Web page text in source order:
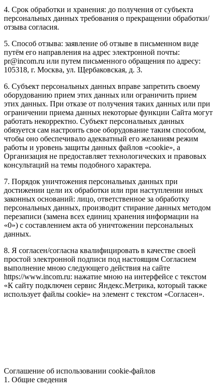
4. Срок обработки и хранения: до получения от субъекта
персональных данных требования о прекращении обработки/
отзыва согласия.
5. Способ отзыва: заявление об отзыве в письменном виде
путём его направления на адрес электронной почты:
pr@incom.ru или путем письменного обращения по адресу:
105318, г. Москва, ул. Щербаковская, д. 3.
6. Субъект персональных данных вправе запретить своему
оборудованию прием этих данных или ограничить прием
этих данных. При отказе от получения таких данных или при
ограничении приема данных некоторые функции Сайта могут
работать некорректно. Субъект персональных данных
обязуется сам настроить свое оборудование таким способом,
чтобы оно обеспечивало адекватный его желаниям режим
работы и уровень защиты данных файлов «cookie», а
Организация не предоставляет технологических и правовых
консультаций на темы подобного характера.
7. Порядок уничтожения персональных данных при
достижении цели их обработки или при наступлении иных
законных оснований: лицо, ответственное за обработку
персональных данных, производит стирание данных методом
перезаписи (замена всех единиц хранения информации на
«0») с составлением акта об уничтожении персональных
данных.
8. Я согласен/согласна квалифицировать в качестве своей
простой электронной подписи под настоящим Согласием
выполнение мною следующего действия на сайте
https://www.incom.ru: нажатие мною на интерфейсе с текстом
«К сайту подключен сервис Яндекс.Метрика, который также
использует файлы cookie» на элемент с текстом «Согласен».
Соглашение об использовании cookie-файлов
1. Общие сведения